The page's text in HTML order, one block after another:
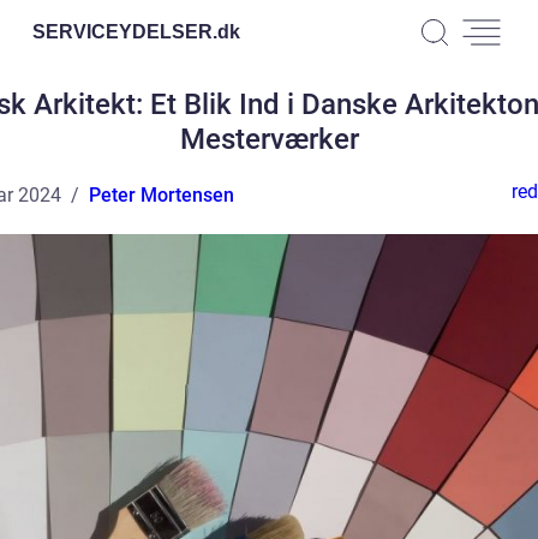
SERVICEYDELSER.dk
Arkitekt: Et Blik Ind i Danske
Mesterværker
2024 Peter Mortensen